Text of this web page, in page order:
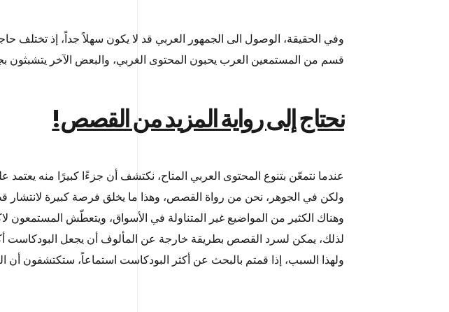
وفي الحقيقة، الوصول الى الجمهور العربي قد لا يكون سهلاً جداً، إذ تختلف
قسم من المستمعين العرب يحبون المحتوى الغربي، والبعض الآخر يتشبثون
نحتاج إلى رواية المزيد من القصص!
عندما نتمعّن بتنوع المحتوى العربي المتاح، نكتشف أن جزءًا كبيرًا منه
ولكن في الجوهر، نحن من رواة القصص، وهذا ما يخلق فرصة كبيرة
وهناك الكثير من المواضيع غير المتناولة في الأسواق، ويتعطّش المستمعون
لذلك، يمكن لسرد القصص بطريقة خارجة عن المألوف أن يجعل البودكاست
ولهذا السبب، إذا قمتم بالبحث عن أكثر البودكاست استماعاً، ستكتشفون أن